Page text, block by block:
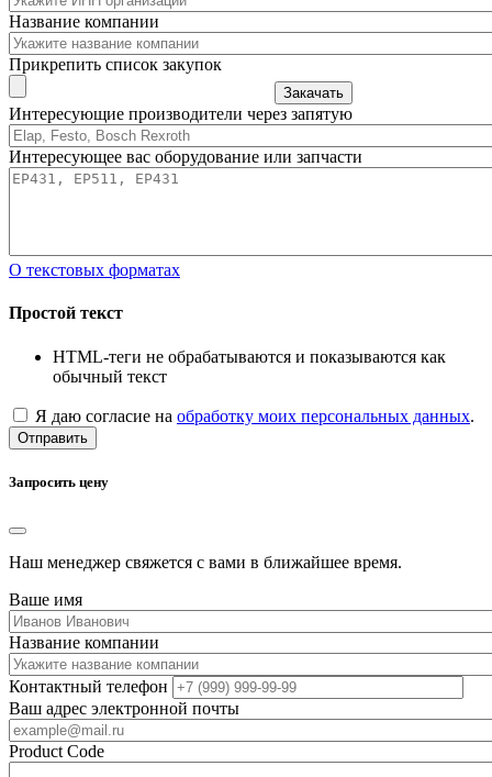
Название компании
Прикрепить список закупок
Закачать
Интересующие производители через запятую
Интересующее вас оборудование или запчасти
О текстовых форматах
Простой текст
HTML-теги не обрабатываются и показываются как
обычный текст
Я даю согласие на обработку моих персональных данных.
Отправить
Запросить цену
Наш менеджер свяжется с вами в ближайшее время.
Ваше имя
Название компании
Контактный телефон
Ваш адрес электронной почты
Product Code